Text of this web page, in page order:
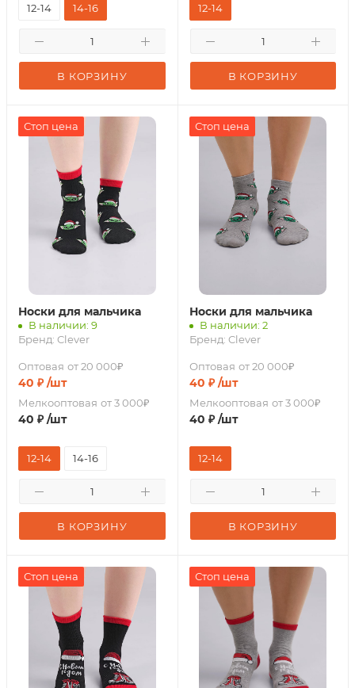
В КОРЗИНУ
12-14 14-16
В КОРЗИНУ
12-14
Стоп цена
Носки для мальчика
В наличии: 9
Бренд: Clever
Оптовая от 20 000₽
40 ₽ /шт
Мелкооптовая от 3 000₽
40 ₽ /шт
В КОРЗИНУ
12-14 14-16
Стоп цена
Носки для мальчика
В наличии: 2
Бренд: Clever
Оптовая от 20 000₽
40 ₽ /шт
Мелкооптовая от 3 000₽
40 ₽ /шт
В КОРЗИНУ
12-14
Стоп цена Стоп цена